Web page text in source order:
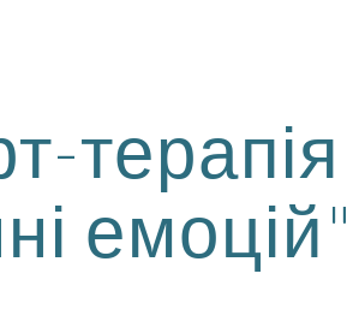
терапія
емоцій"